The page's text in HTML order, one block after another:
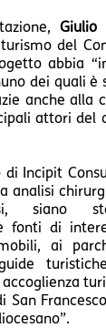
Giulio
del
abbia
dei quali è
anche alla
attori del
di Incipit
analisi
siano
fonti di
ai
San